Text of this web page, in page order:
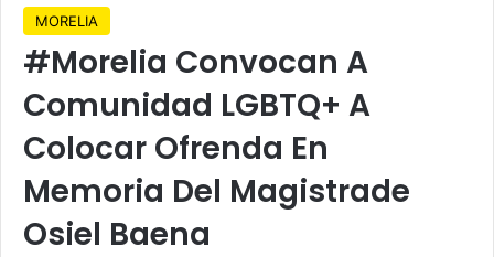
MORELIA
#Morelia Convocan A
Comunidad LGBTQ+ A
Colocar Ofrenda En
Memoria Del Magistrade
Osiel Baena